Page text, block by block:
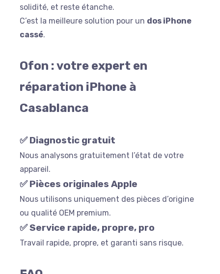
solidité, et reste étanche.
C’est la meilleure solution pour un dos iPhone
cassé.
Ofon : votre expert en
réparation iPhone à
Casablanca
✅ Diagnostic gratuit
Nous analysons gratuitement l’état de votre
appareil.
✅ Pièces originales Apple
Nous utilisons uniquement des pièces d’origine
ou qualité OEM premium.
✅ Service rapide, propre, pro
Travail rapide, propre, et garanti sans risque.